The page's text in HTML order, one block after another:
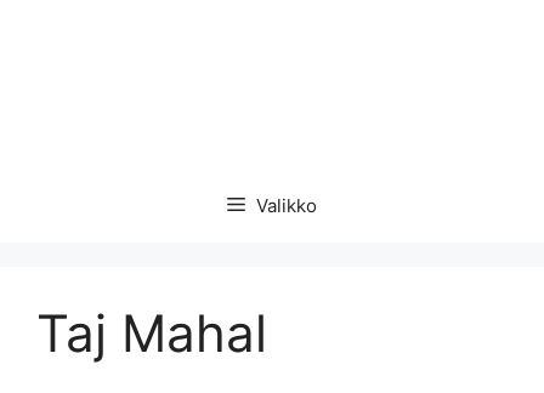
Valikko
Taj Mahal